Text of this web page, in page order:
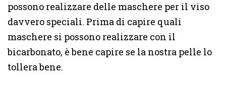
possono realizzare delle maschere per il viso
davvero speciali. Prima di capire quali
maschere si possono realizzare con il
bicarbonato, è bene capire se la nostra pelle lo
tollera bene.